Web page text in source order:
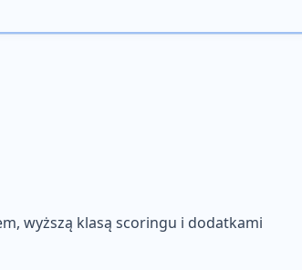
wyższą klasą scoringu i dodatkami